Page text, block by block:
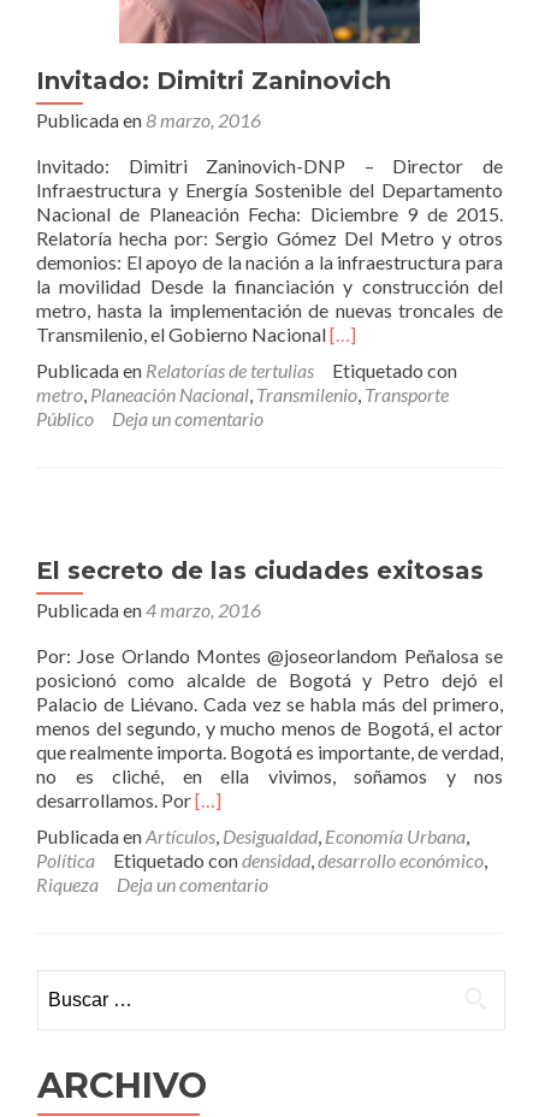
Invitado: Dimitri Zaninovich
Publicada en8 marzo, 2016
Invitado: Dimitri Zaninovich-DNP – Director de
Infraestructura y Energía Sostenible del Departamento
Nacional de Planeación Fecha: Diciembre 9 de 2015.
Relatoría hecha por: Sergio Gómez Del Metro y otros
demonios: El apoyo de la nación a la infraestructura para
la movilidad Desde la financiación y construcción del
metro, hasta la implementación de nuevas troncales de
Transmilenio, el Gobierno NacionalLeer
Dimitri
Zaninovich
[…]
Publicada en Relatorías de tertulias
Etiquetado con
metro, Planeación Nacional, Transmilenio, Transporte
Público
Deja un comentario
El secreto de las ciudades exitosas
Publicada en4 marzo, 2016
Por: Jose Orlando Montes @joseorlandom Peñalosa se
posicionó como alcalde de Bogotá y Petro dejó el
Palacio de Liévano. Cada vez se habla más del primero,
menos del segundo, y mucho menos de Bogotá, el actor
que realmente importa. Bogotá es importante, de verdad,
no es cliché, en ella vivimos, soñamos y nos
desarrollamos. PorLeer
secreto
de
las
[…]
Publicada enArtículos, Desigualdad, Economía Urbana,
Política
Etiquetado condensidad,desarrollo económico,
Riqueza
Deja un comentario
ARCHIVO